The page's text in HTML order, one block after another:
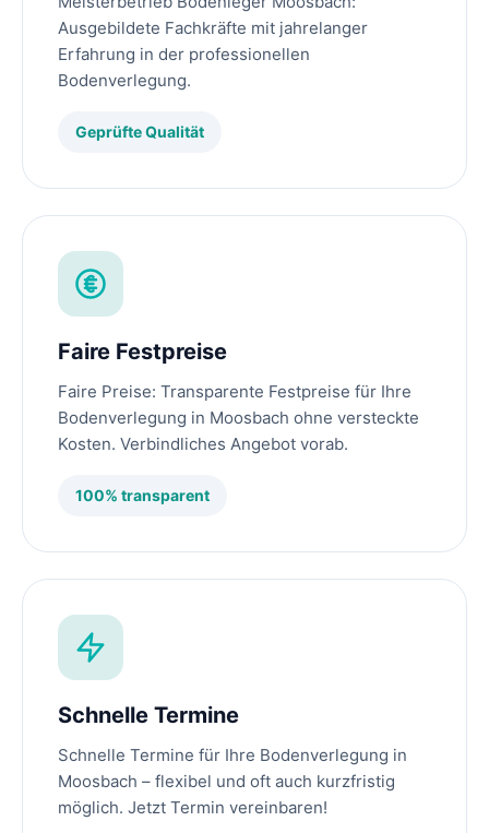
Ausgebildete Fachkräfte mit jahrelanger
Erfahrung in der professionellen
Bodenverlegung.
Geprüfte Qualität
Faire Festpreise
Faire Preise: Transparente Festpreise für Ihre
Bodenverlegung in Moosbach ohne versteckte
Kosten. Verbindliches Angebot vorab.
100% transparent
Schnelle Termine
Schnelle Termine für Ihre Bodenverlegung in
Moosbach – flexibel und oft auch kurzfristig
möglich. Jetzt Termin vereinbaren!